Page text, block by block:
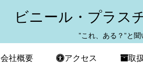
ビニール・プラス
”これ、ある？”と
会社概要 アクセス 取